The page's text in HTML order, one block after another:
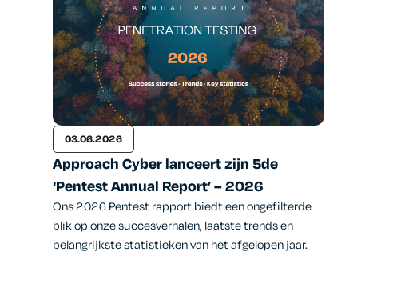
03.06.2026
Approach Cyber lanceert zijn 5de
‘Pentest Annual Report’ – 2026
Ons 2026 Pentest rapport biedt een ongefilterde
blik op onze succesverhalen, laatste trends en
belangrijkste statistieken van het afgelopen jaar.